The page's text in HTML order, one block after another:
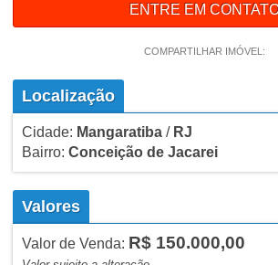
ENTRE EM
COMPARTILHAR IMÓVEL:
Localização
Cidade: Mangaratiba/ RJ
Bairro: Conceição de Jacarei
Valores
Valor de Venda: R$ 150.000,00